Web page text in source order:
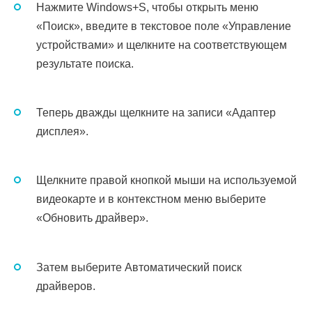
Нажмите Windows+S, чтобы открыть меню
«Поиск», введите в текстовое поле «Управление
устройствами» и щелкните на соответствующем
результате поиска.
Теперь дважды щелкните на записи «Адаптер
дисплея».
Щелкните правой кнопкой мыши на используемой
видеокарте и в контекстном меню выберите
«Обновить драйвер».
Затем выберите Автоматический поиск
драйверов.